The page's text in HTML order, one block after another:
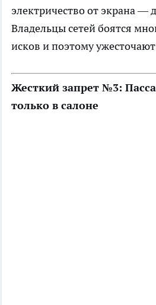
электричество от экрана —
Владельцы сетей боятся
исков и поэтому
Жесткий запрет №3:
только в салоне